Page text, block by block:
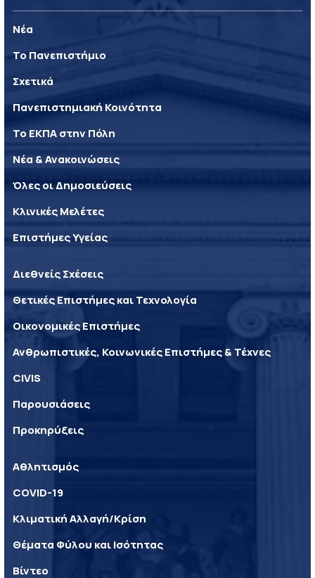
Νέα
Το Πανεπιστήμιο
Σχετικά
Πανεπιστημιακή Κοινότητα
Το ΕΚΠΑ στην Πόλη
Νέα & Ανακοινώσεις
Όλες οι Δημοσιεύσεις
Κλινικές Μελέτες
Επιστήμες Υγείας
Διεθνείς Σχέσεις
Θετικές Επιστήμες και Τεχνολογία
Οικονομικές Επιστήμες
Ανθρωπιστικές, Κοινωνικές Επιστήμες & Τέχνες
CIVIS
Παρουσιάσεις
Προκηρύξεις
Αθλητισμός
COVID-19
Κλιματική Αλλαγή/Κρίση
Θέματα Φύλου και Ισότητας
Βίντεο